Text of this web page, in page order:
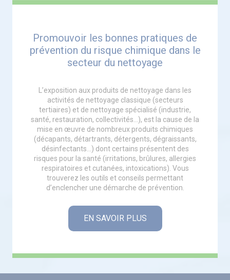
Promouvoir les bonnes pratiques de
prévention du risque chimique dans le
secteur du nettoyage
L’exposition aux produits de nettoyage dans les
activités de nettoyage classique (secteurs
tertiaires) et de nettoyage spécialisé (industrie,
santé, restauration, collectivités…), est la cause de la
mise en œuvre de nombreux produits chimiques
(décapants, détartrants, détergents, dégraissants,
désinfectants…) dont certains présentent des
risques pour la santé (irritations, brûlures, allergies
respiratoires et cutanées, intoxications). Vous
trouverez les outils et conseils permettant
d’enclencher une démarche de prévention.
EN SAVOIR PLUS